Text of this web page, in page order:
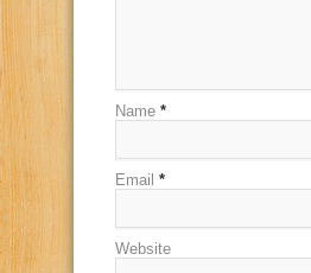
Name *
Email *
Website